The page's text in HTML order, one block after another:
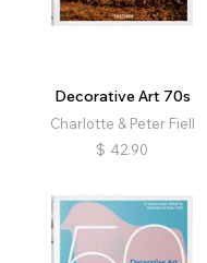
Decorative Art 70s
Charlotte & Peter Fiell
$ 42.90